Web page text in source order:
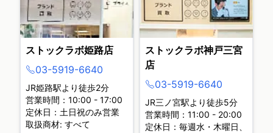
ストックラボ姫路店
03-5919-6640
JR姫路駅より徒歩2分
営業時間：10:00 - 17:00
定休日：土日祝のみ営業
取扱商材: すべて
ストックラボ神戸三宮
店
03-5919-6640
JR三ノ宮駅より徒歩5分
営業時間：11:00 - 20:00
定休日：毎週水・木曜日、